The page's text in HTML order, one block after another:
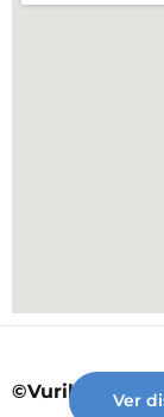
Ver
©Vuriloche